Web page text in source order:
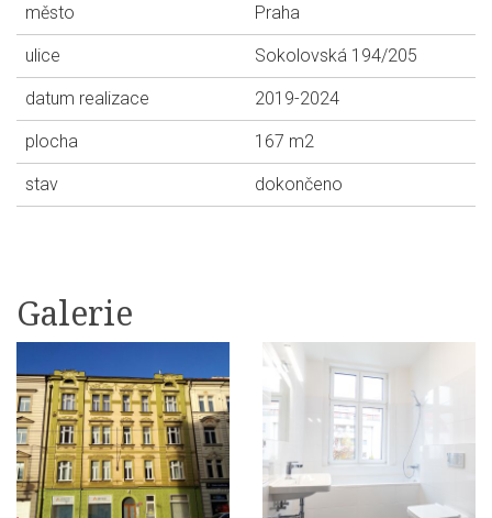
město Praha
ulice Sokolovská 194/205
datum realizace 2019-2024
plocha 167 m2
stav dokončeno
Galerie